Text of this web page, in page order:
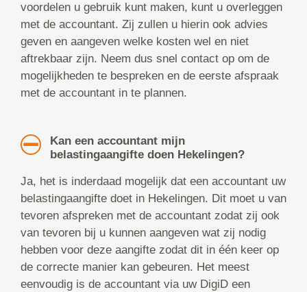
voordelen u gebruik kunt maken, kunt u overleggen
met de accountant. Zij zullen u hierin ook advies
geven en aangeven welke kosten wel en niet
aftrekbaar zijn. Neem dus snel contact op om de
mogelijkheden te bespreken en de eerste afspraak
met de accountant in te plannen.
Kan een accountant mijn
belastingaangifte doen Hekelingen?
Ja, het is inderdaad mogelijk dat een accountant uw
belastingaangifte doet in Hekelingen. Dit moet u van
tevoren afspreken met de accountant zodat zij ook
van tevoren bij u kunnen aangeven wat zij nodig
hebben voor deze aangifte zodat dit in één keer op
de correcte manier kan gebeuren. Het meest
eenvoudig is de accountant via uw DigiD een